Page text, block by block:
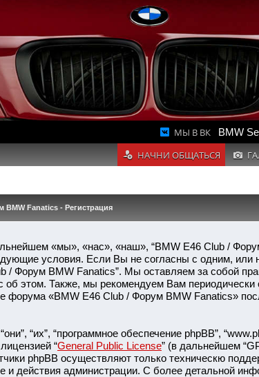
МЫ В ВК BMW
НАЧНИ ОБЩАТЬСЯ
BMW Fanatics - Регистрация
«мы», «нас», «наш», “BMW E46 Club /
условия. Если Вы не согласны с одним, или
/ Форум BMW Fanatics”. Мы оставляем за собой
этом. Также, мы рекомендуем Вам периодически
форума «BMW E46 Club / Форум BMW Fanatics»
“их”, “программное обеспечение phpBB”,
“General Public License” (в дальнейшем
phpBB осуществляют только техническю
и действия администрации. С более детальной